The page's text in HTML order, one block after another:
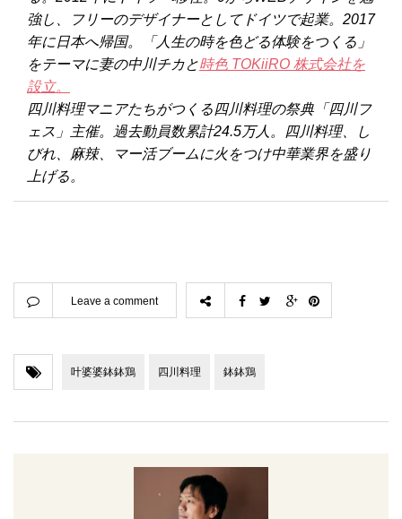
強し、フリーのデザイナーとしてドイツで起業。2017
年に日本へ帰国。「人生の時を色どる体験をつくる」
をテーマに妻の中川チカと時色 TOKiiRO 株式会社を
設立。
四川料理マニアたちがつくる四川料理の祭典「四川フ
ェス」主催。過去動員数累計24.5万人。四川料理、し
びれ、麻辣、マー活ブームに火をつけ中華業界を盛り
上げる。
Leave a comment
叶婆婆鉢鉢鶏 四川料理 鉢鉢鶏